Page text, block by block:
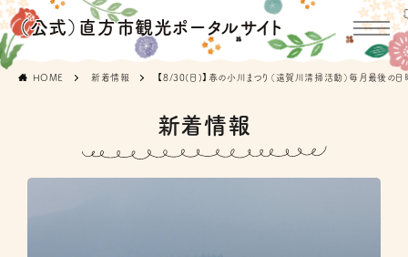
（公式）直方市観光ポータルサイト
HOME 新着情報 【8/30(日)】 春の小川まつり（遠賀川清掃活動） 毎月最後の
新着情報